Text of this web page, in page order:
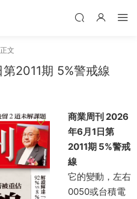
正文
2011期 5%警戒線
商業周刊 2026
年6月1日第
2011期 5%警戒
線
它的變動，左右
0050或台積電